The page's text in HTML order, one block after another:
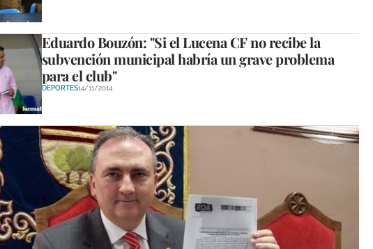
Eduardo Bouzón: "Si el Lucena CF no recibe la
subvención municipal habría un grave problema
para el club"
DEPORTES14/11/2014